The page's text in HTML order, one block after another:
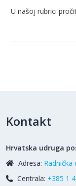
U našoj rubrici
Kontakt
Hrvatska udruga
Adresa: Radnička
Centrala: +385 1